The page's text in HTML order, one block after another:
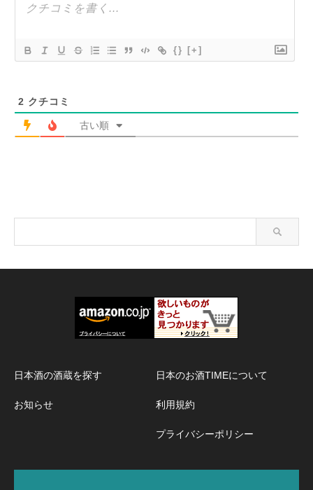
{} [+]
2 クチコミ
古い順
日本酒の酒蔵を探す
お知らせ
日本のお酒TIMEについて
利用規約
プライバシーポリシー